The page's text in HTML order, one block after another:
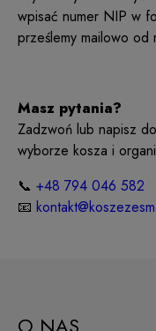
wpisać numer NIP w
prześlemy mailowo od
Masz pytania?
Zadzwoń lub napisz
wyborze kosza i
📞 +48 794 046 582
📧